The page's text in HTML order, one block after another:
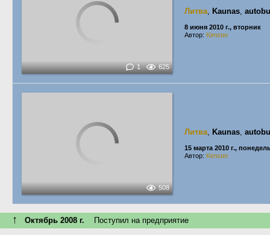
1 625
Литва, Kaunas,
8 июня 2010 г., вторник
Автор: Kimster
508
Литва, Kaunas,
15 марта 2010 г.,
Автор: Kimster
↑ Октябрь 2008 г. Поступил на предприятие